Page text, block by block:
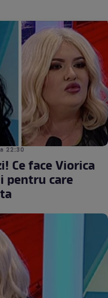
22:30
Ce face Viorica
pentru care